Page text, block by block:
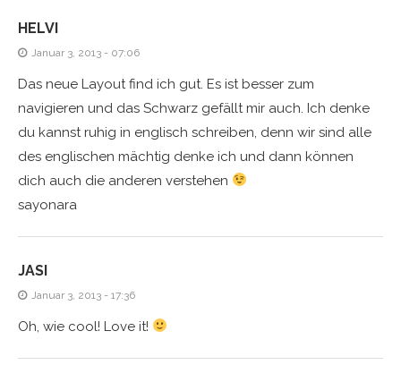
HELVI
Januar 3, 2013 - 07:06
Das neue Layout find ich gut. Es ist besser zum
navigieren und das Schwarz gefällt mir auch. Ich denke
du kannst ruhig in englisch schreiben, denn wir sind alle
des englischen mächtig denke ich und dann können
dich auch die anderen verstehen
sayonara
JASI
Januar 3, 2013 - 17:36
Oh, wie cool! Love it!